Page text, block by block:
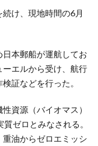
け、現地時間の6月
本郵船が運航してお
ーエルから受け、航行
証などを行った。
資源（バイオマス）
ゼロとみなされる。
油からゼロエミッシ